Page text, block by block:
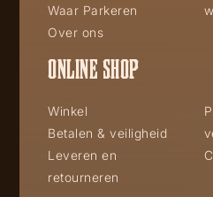
Waar Parkeren
Over ons
ONLINE SHOP
Winkel
Betalen & veiligheid
Leveren en
retourneren